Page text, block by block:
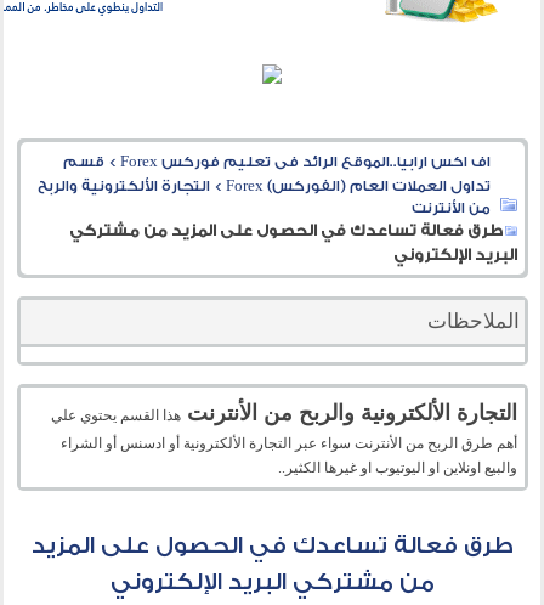
اف اكس ارابيا..الموقع الرائد فى تعليم فوركس Forex > قسم
تداول العملات العام (الفوركس) Forex
>التجارة الألكترونية والربح
من الأنترنت
طرق فعالة تساعدك في الحصول على المزيد من مشتركي
البريد الإلكتروني
الملاحظات
التجارة الألكترونية والربح من الأنترنت هذا القسم يحتوي علي
أهم طرق الربح من الأنترنت سواء عبر التجارة الألكترونية أو ادسنس أو الشراء
والبيع اونلاين او اليوتيوب او غيرها الكثير..
طرق فعالة تساعدك في الحصول على المزيد
من مشتركي البريد الإلكتروني